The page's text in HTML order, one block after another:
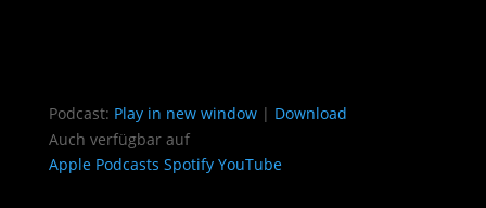
Podcast: Play in new window| Download
Auch verfügbar auf
Apple Podcasts Spotify YouTube